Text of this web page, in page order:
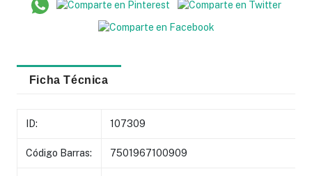
Ficha Técnica
ID: 107309
Código Barras: 7501967100909